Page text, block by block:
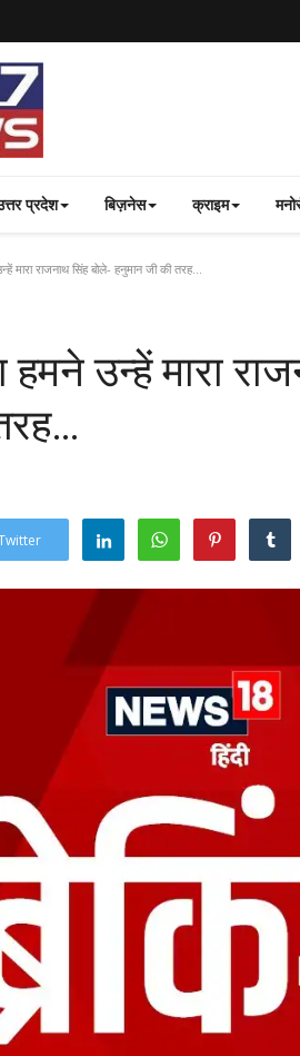
प्रदेश बिज़नेस क्राइम
मारा राजनाथ सिंह बोले- हनुमान जी की तरह…
हमने उन्हें मारा